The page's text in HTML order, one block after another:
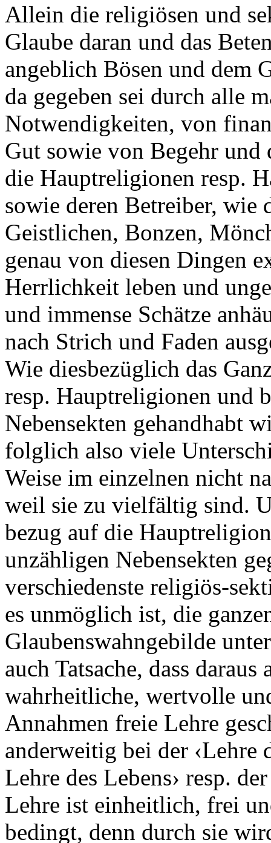
Allein die religiösen und
Glaube daran und das
angeblich Bösen und dem
da gegeben sei durch alle
Notwendigkeiten, von
Gut sowie von Begehr und
die Hauptreligionen resp.
sowie deren Betreiber, wie
Geistlichen, Bonzen,
genau von diesen Dingen
Herrlichkeit leben und
und immense Schätze
nach Strich und Faden
Wie diesbezüglich das
resp. Hauptreligionen und
Nebensekten gehandhabt
folglich also viele
Weise im einzelnen nicht
weil sie zu vielfältig sind.
bezug auf die
unzähligen Nebensekten
verschiedenste religiös-
es unmöglich ist, die
Glaubenswahngebilde
auch Tatsache, dass
wahrheitliche, wertvolle
Annahmen freie Lehre
anderweitig bei der ‹Lehre
Lehre des Lebens› resp.
Lehre ist einheitlich, frei
bedingt, denn durch sie